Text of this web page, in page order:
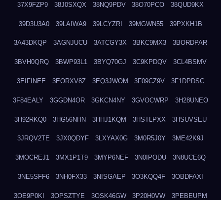
37X9FZP9 38J0SXQX 38NQ9PDV 38O70PCO 38QUD9KX
39D3U3A0 39LAIWA9 39LCYZRI 39MGWN55 39PXKH1B
3A43DKQP 3AGNJUCU 3ATCGY3X 3BKC9MX3 3BORDPAR
3BVH0QRQ 3BWP93L1 3BYQ70GJ 3C9KPDQV 3CL4BSMV
3EIFINEE 3EORXV8Z 3EQ3JWOM 3F09CZ9V 3F1DPDSC
3F84EALY 3GGDN4OR 3GKCN4NY 3GVOCWRP 3H28UNEO
3H92RKQ0 3HG56NHN 3HHJ1KQM 3HSTLPXX 3HSUVSEU
3JRQV2TE 3JX0QDYF 3LXYAX0G 3M0R5J0Y 3ME42K9J
3MOCREJ1 3MX1P1T9 3MYP6NEF 3N0IPODU 3N8UCE6Q
3NE5SFF6 3NH0FX33 3NISGAEP 3O3KQQ4F 3OBDFAXI
3OE9P0KI 3OPSZTYE 3OSK46GW 3P20H0VW 3PEBEUPM